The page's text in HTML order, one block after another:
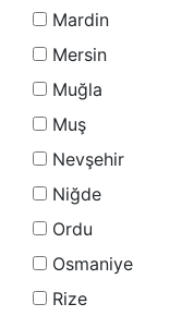
Mardin
Mersin
Muğla
Muş
Nevşehir
Niğde
Ordu
Osmaniye
Rize